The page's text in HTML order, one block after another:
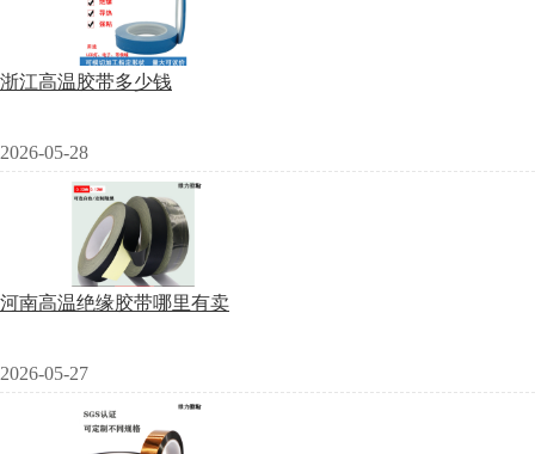
浙江高温胶带多少钱
2026-05-28
河南高温绝缘胶带哪里有卖
2026-05-27